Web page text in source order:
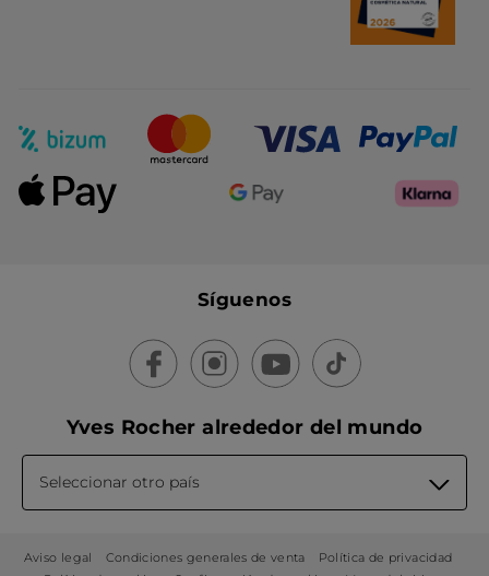
Síguenos
Yves Rocher alrededor del mundo
Seleccionar otro país
Aviso legal Condiciones generales de venta
Política de privacidad